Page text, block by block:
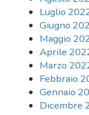
Luglio
Giugno
Maggio
Aprile
Marzo
Febbraio
Gennaio
Dicembre